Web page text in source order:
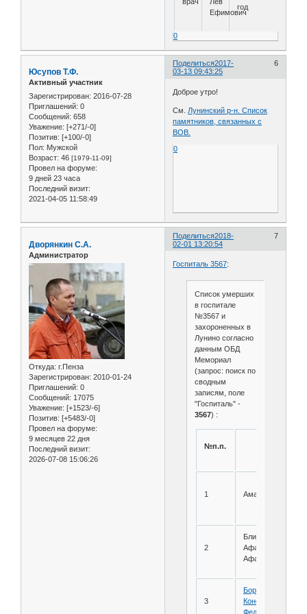
Ефимович
год
0
Поделиться 6
2017-
03-13 09:43:25
Юсупов Т.Ф.
Активный участник
Зарегистрирован: 2016-07-28
Приглашений: 0
Сообщений: 658
Уважение: [+271/-0]
Позитив: [+100/-0]
Пол: Мужской
Возраст: 46 [1979-11-09]
Провел на форуме:
9 дней 23 часа
Последний визит:
2021-04-05 11:58:49
Доброе утро!
См. Лунинский р-н. Список
памятников, связанных с
ВОВ.
0
Поделиться 7
2018-
02-01 13:20:54
Дворянкин С.А.
Администратор
Откуда: г.Пенза
Зарегистрирован: 2010-01-24
Приглашений: 0
Сообщений: 17075
Уважение: [+1523/-6]
Позитив: [+5483/-0]
Провел на форуме:
9 месяцев 22 дня
Последний визит:
2026-07-08 15:06:26
Госпиталь 3567:
Список умерших
в госпитале
№3567 и
захороненных в
Лунино согласно
данным ОБД
Мемориал
(запрос: поиск по
сводным
записям, поле
"Госпиталь" -
3567) :
№п.п.
1 Аматов
2
Блинов
Афанасий
Афанасьевич
3
Борисов
Константин
Федорович